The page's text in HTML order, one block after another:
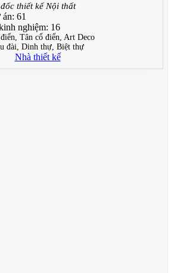
thiết kế Nội thất
án: 61
nghiệm: 16
Tân cổ điển, Art Deco
đài, Dinh thự, Biệt thự
Nhà thiết kế